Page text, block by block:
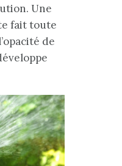
Une
fait toute
de